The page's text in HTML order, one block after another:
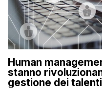
Human
stanno
gestione dei